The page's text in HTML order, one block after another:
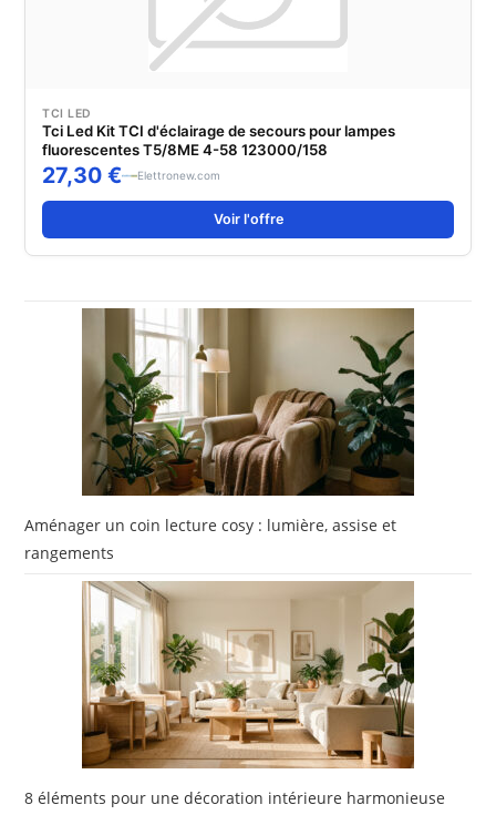
TCI LED
Tci Led Kit TCI d'éclairage de secours pour lampes
fluorescentes T5/8ME 4-58 123000/158
27,30 € Elettronew.com
Voir l'offre
Aménager un coin lecture cosy : lumière, assise et
rangements
8 éléments pour une décoration intérieure harmonieuse